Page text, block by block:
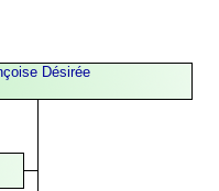
Désirée